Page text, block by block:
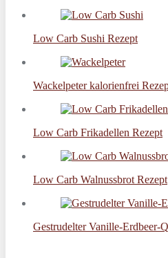
Low Carb Sushi Rezept
Wackelpeter kalorienfrei
Low Carb Frikadellen Rezept
Low Carb Walnussbrot Rezept
Gestrudelter Vanille-Erdbeer-